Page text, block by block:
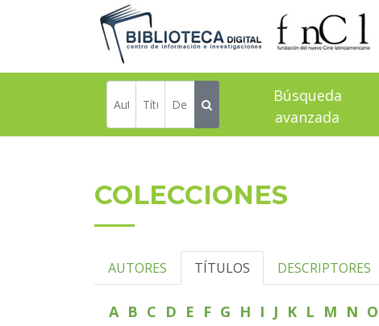
Búsqueda
avanzada
COLECCIONES
AUTORES TÍTULOS DESCRIPTORES
A B C D E F G H I J K L M N O